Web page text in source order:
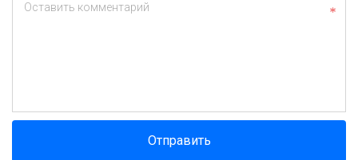
Оставить комментарий
Отправить